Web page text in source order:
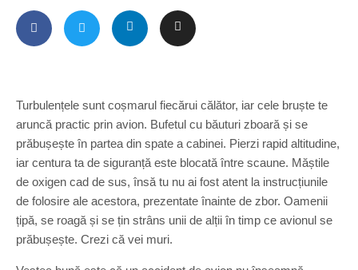
Turbulențele sunt coșmarul fiecărui călător, iar cele bruște te
aruncă practic prin avion. Bufetul cu băuturi zboară și se
prăbușește în partea din spate a cabinei. Pierzi rapid altitudine,
iar centura ta de siguranță este blocată între scaune. Măștile
de oxigen cad de sus, însă tu nu ai fost atent la instrucțiunile
de folosire ale acestora, prezentate înainte de zbor. Oamenii
țipă, se roagă și se țin strâns unii de alții în timp ce avionul se
prăbușește. Crezi că vei muri.